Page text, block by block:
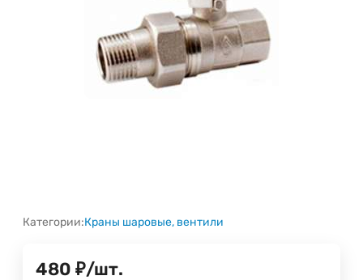
Категории:Краны шаровые, вентили
480 ₽/шт.